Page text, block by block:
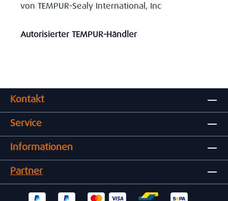
von TEMPUR-Sealy International, Inc
Autorisierter TEMPUR-Händler
Kontakt
Service
Informationen
Partner